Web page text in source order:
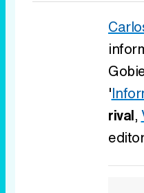
'
rival,